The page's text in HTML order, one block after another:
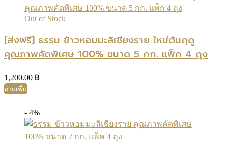
Out of Stock
[ส่งฟรี] ธรรม ข้าวหอมมะลิเชียงราย ใหม่ต้นฤดู
คุณภาพคัดพิเศษ 100% ขนาด 5 กก. แพ็ก 4 ถุง
1,200.00 ฿
อ่านเพิ่ม
- 4%